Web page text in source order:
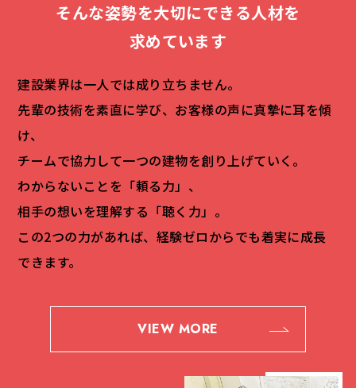
そんな姿勢を大切にできる人材を
求めています
建設業界は一人では成り立ちません。
先輩の技術を素直に学び、お客様の声に真摯に耳を傾
け、
チームで協力して一つの建物を創り上げていく。
わからないことを「頼る力」、
相手の想いを理解する「聴く力」。
この2つの力があれば、経験ゼロからでも着実に成長
できます。
VIEW MORE